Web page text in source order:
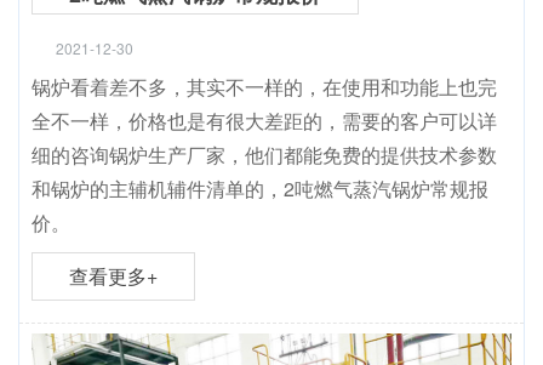
2021-12-30
锅炉看着差不多，其实不一样的，在使用和功能上也完
全不一样，价格也是有很大差距的，需要的客户可以详
细的咨询锅炉生产厂家，他们都能免费的提供技术参数
和锅炉的主辅机辅件清单的，2吨燃气蒸汽锅炉常规报
价。
查看更多+